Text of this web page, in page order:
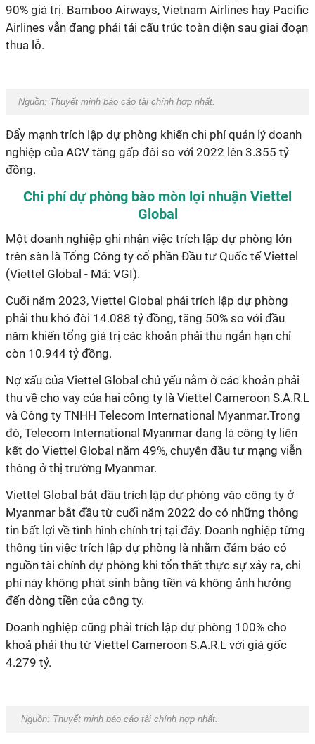
90% giá trị. Bamboo Airways, Vietnam Airlines hay Pacific
Airlines vẫn đang phải tái cấu trúc toàn diện sau giai đoạn
thua lỗ.
Nguồn: Thuyết minh báo cáo tài chính hợp nhất.
Đẩy mạnh trích lập dự phòng khiến chi phí quản lý doanh
nghiệp của ACV tăng gấp đôi so với 2022 lên 3.355 tỷ
đồng.
Chi phí dự phòng bào mòn lợi nhuận Viettel
Global
Một doanh nghiệp ghi nhận việc trích lập dự phòng lớn
trên sàn là Tổng Công ty cổ phần Đầu tư Quốc tế Viettel
(Viettel Global - Mã: VGI).
Cuối năm 2023, Viettel Global phải trích lập dự phòng
phải thu khó đòi 14.088 tỷ đồng, tăng 50% so với đầu
năm khiến tổng giá trị các khoản phải thu ngắn hạn chỉ
còn 10.944 tỷ đồng.
Nợ xấu của Viettel Global chủ yếu nằm ở các khoản phải
thu về cho vay của hai công ty là Viettel Cameroon S.A.R.L
và Công ty TNHH Telecom International Myanmar.Trong
đó, Telecom International Myanmar đang là công ty liên
kết do Viettel Global nắm 49%, chuyên đầu tư mạng viễn
thông ở thị trường Myanmar.
Viettel Global bắt đầu trích lập dự phòng vào công ty ở
Myanmar bắt đầu từ cuối năm 2022 do có những thông
tin bất lợi về tình hình chính trị tại đây. Doanh nghiệp từng
thông tin việc trích lập dự phòng là nhằm đảm bảo có
nguồn tài chính dự phòng khi tổn thất thực sự xảy ra, chi
phí này không phát sinh bằng tiền và không ảnh hưởng
đến dòng tiền của công ty.
Doanh nghiệp cũng phải trích lập dự phòng 100% cho
khoả phải thu từ Viettel Cameroon S.A.R.L với giá gốc
4.279 tỷ.
Nguồn: Thuyết minh báo cáo tài chính hợp nhất.